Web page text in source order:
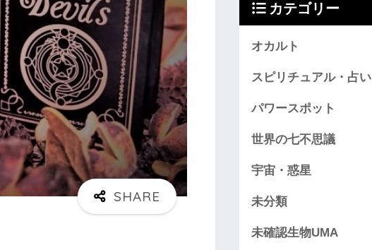
カテゴリー
オカルト
スピリチュアル・占い
パワースポット
世界の七不思議
宇宙・惑星
未分類
未確認生物UMA